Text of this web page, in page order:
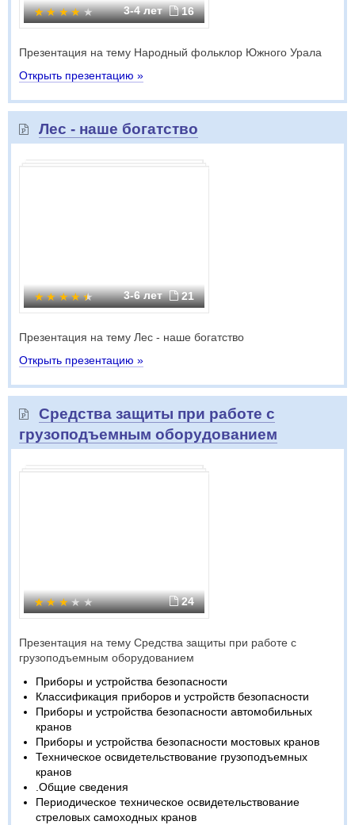
3-4 лет 16
Презентация на тему Народный фольклор Южного Урала
Открыть презентацию »
Лес - наше богатство
3-6 лет 21
Презентация на тему Лес - наше богатство
Открыть презентацию »
Средства защиты при работе с
грузоподъемным оборудованием
24
Презентация на тему Средства защиты при работе с
грузоподъемным оборудованием
Приборы и устройства безопасности
Классификация приборов и устройств безопасности
Приборы и устройства безопасности автомобильных
кранов
Приборы и устройства безопасности мостовых кранов
Техническое освидетельствование грузоподъемных
кранов
.Общие сведения
Периодическое техническое освидетельствование
стреловых самоходных кранов